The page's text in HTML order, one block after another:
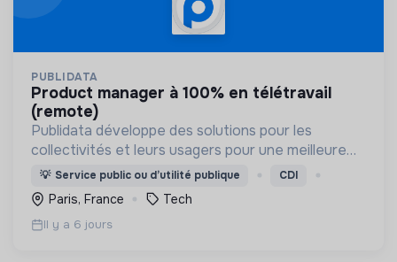
PUBLIDATA
product manager à 100% en télétravail
(remote)
Publidata développe des solutions pour les
collectivités et leurs usagers pour une meilleure
gestion des déchets, de l’eau ou du risque
inondation.
💡 Service public ou d’utilité publique CDI
Paris, France Tech
Il y a 6 jours